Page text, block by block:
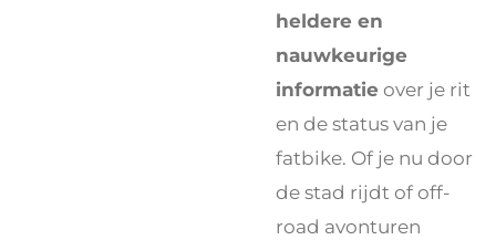
heldere en
nauwkeurige
informatie over je rit
en de status van je
fatbike. Of je nu door
de stad rijdt of off-
road avonturen